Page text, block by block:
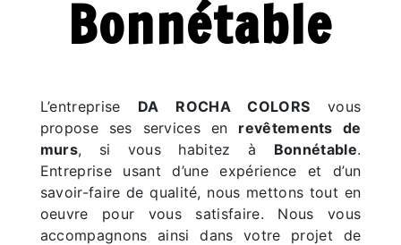
Bonnétable
L’entreprise DA ROCHA COLORS vous
propose ses services en revêtements de
murs, si vous habitez à Bonnétable.
Entreprise usant d’une expérience et d’un
savoir-faire de qualité, nous mettons tout en
oeuvre pour vous satisfaire. Nous vous
accompagnons ainsi dans votre projet de